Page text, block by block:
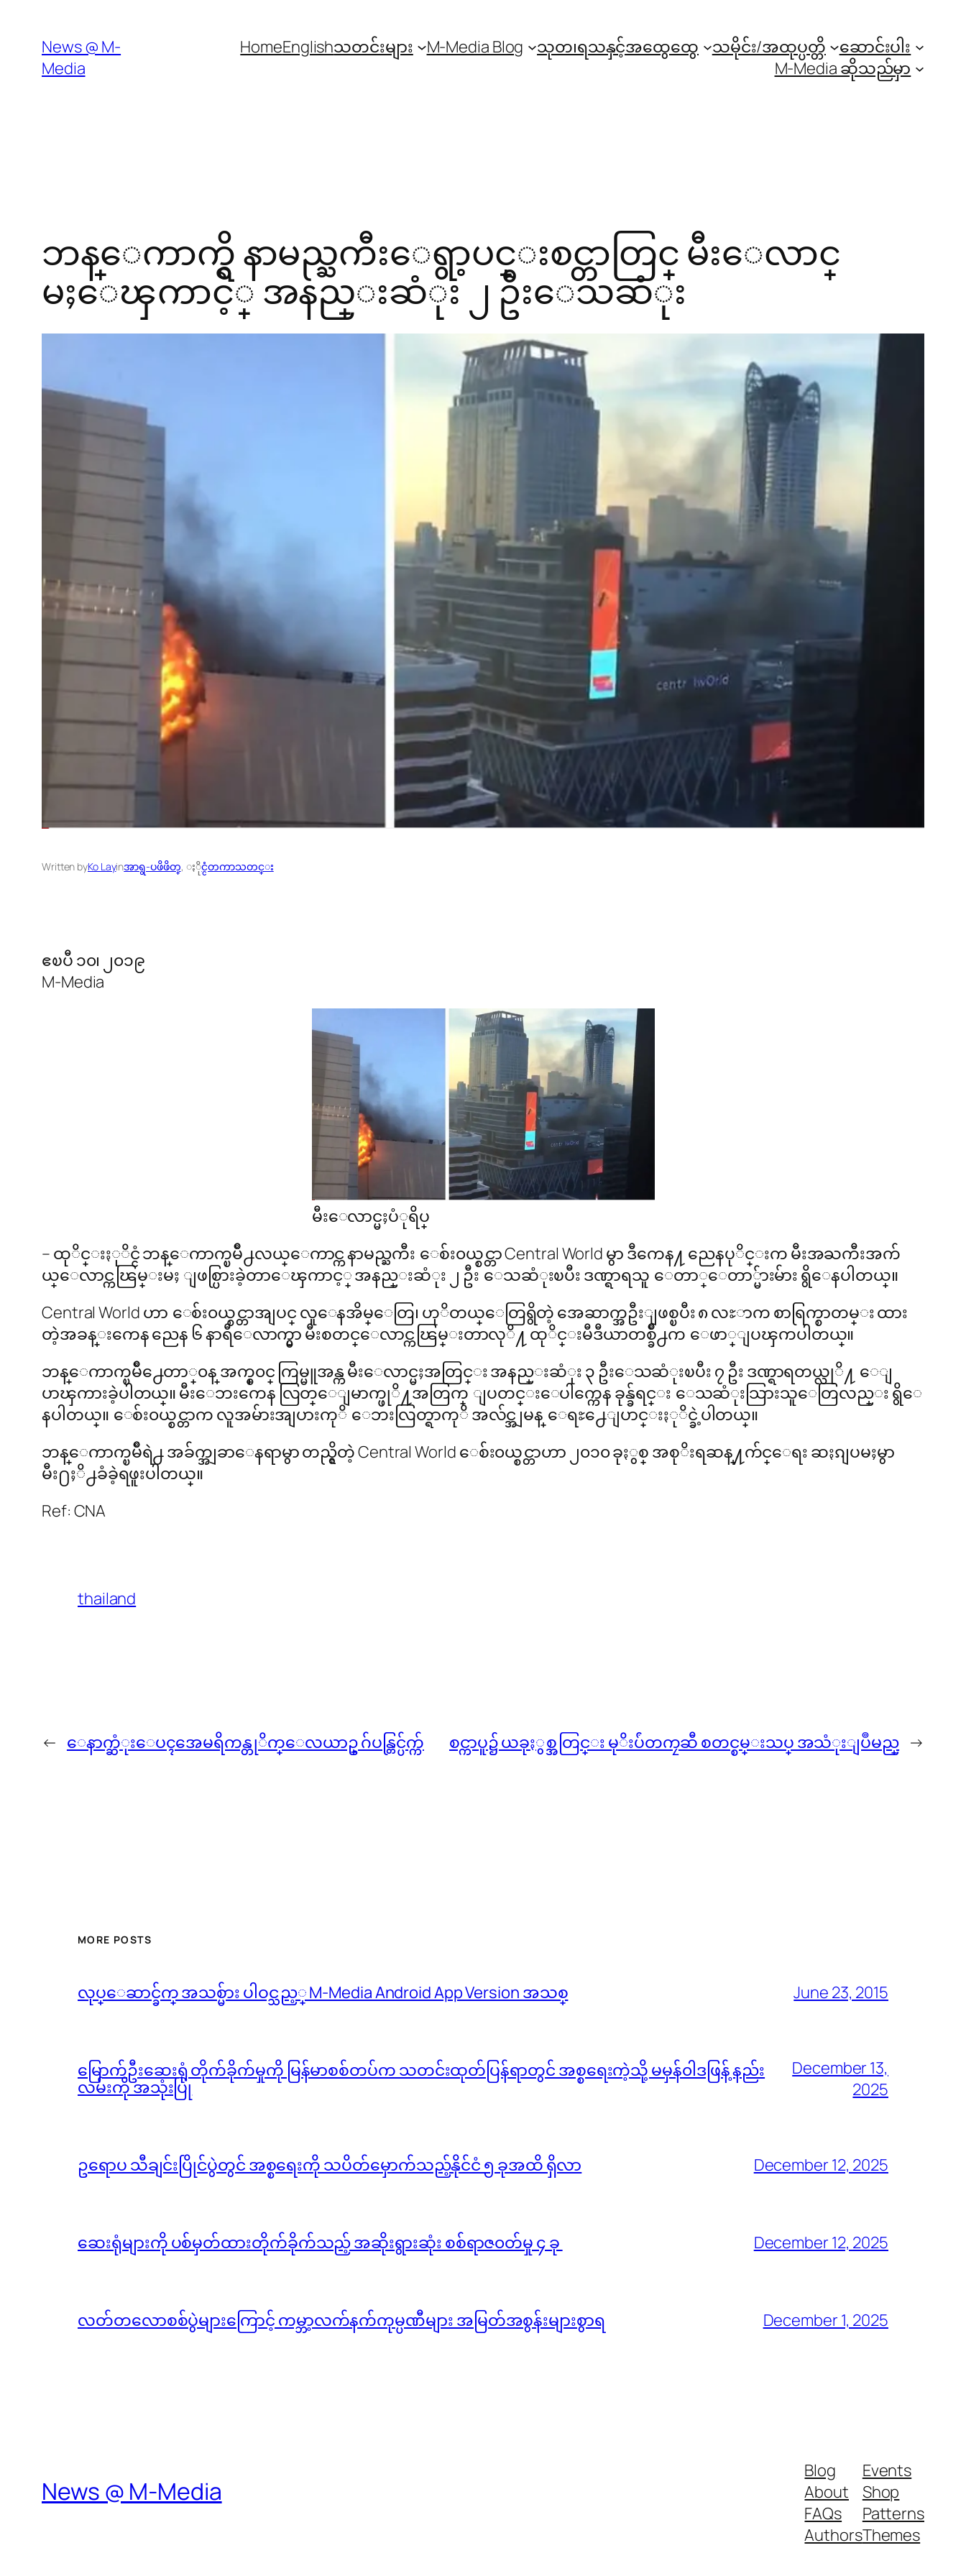
content
News @ M-
Media
HomeEnglishသတင်းများ M-Media Blog သုတ၊ရသနှင့်အထွေထွေ သမိုင်း/အထုပ္ပတ္တိ
ဆောင်းပါး
M-Media ဆိုသည်မှာ
ဘန္ေကာက္ရွိ နာမည္ႀကီးေရွာ့ပင္းစင္တာတြင္ မီးေလာင္
မႈေၾကာင့္ အနည္းဆံုး ၂ ဦးေသဆံုး
Written byKo Layinအာရွ-ပဖိဖိတ္, ႏိုင္ငံတကာသတင္း
ဧၿပီ ၁၀၊ ၂၀၁၉
M-Media
မီးေလာင္မႈပံုရိပ္
– ထုိင္းႏုိင္ငံ ဘန္ေကာက္ၿမိဳ႕လယ္ေကာင္က နာမည္ႀကီး ေစ်း၀ယ္စင္တာ Central World မွာ ဒီကေန႔ ညေနပုိင္းက မီးအႀကီးအက်
ယ္ေလာင္ကၽြမ္းမႈ ျဖစ္ပြားခဲ့တာေၾကာင့္ အနည္းဆံုး ၂ ဦး ေသဆံုးၿပီး ဒဏ္ရာရသူ ေတာ္ေတာ္မ်ားမ်ား ရွိေနပါတယ္။
Central World ဟာ ေစ်း၀ယ္စင္တာအျပင္ လူေနအိမ္ေတြ၊ ဟုိတယ္ေတြရွိတဲ့ အေဆာက္အဦးျဖစ္ၿပီး ၈ လႊာက စာရြက္စာတမ္း ထား
တဲ့အခန္းကေန ညေန ၆ နာရီေလာက္မွာ မီးစတင္ေလာင္ကၽြမ္းတာလုိ႔ ထုိင္းမီဒီယာတစ္ခ်ိဳ႕က ေဖာ္ျပၾကပါတယ္။
ဘန္ေကာက္ၿမိဳ႕ေတာ္၀န္ အက္စ္၀င္ ကြမ္မူအန္က မီးေလာင္မႈအတြင္း အနည္းဆံုး ၃ ဦးေသဆံုးၿပီး ၇ ဦး ဒဏ္ရာရတယ္လုိ႔ ေျ
ပာၾကားခဲ့ပါတယ္။ မီးေဘးကေန လြတ္ေျမာက္ဖုိ႔အတြက္ ျပတင္းေပါက္ကေန ခုန္ခ်ရင္း ေသဆံုးသြားသူေတြလည္း ရွိေ
နပါတယ္။ ေစ်း၀ယ္စင္တာက လူအမ်ားအျပားကုိ ေဘးလြတ္ရာကုိ အလ်င္အျမန္ ေရႊ႕ေျပာင္းႏုိင္ခဲ့ပါတယ္။
ဘန္ေကာက္ၿမိဳရဲ႕ အခ်က္အျခာေနရာမွာ တည္ရွိတဲ့ Central World ေစ်း၀ယ္စင္တာဟာ ၂၀၁၀ ခုႏွစ္ အစုိးရဆန္႔က်င္ေရး ဆႏၵျပမႈမွာ
မီး႐ႈိ႕ခံခဲ့ရဖူးပါတယ္။
Ref: CNA
thailand
← ေနာက္ဆံုးေပၚအေမရိကန္တုိက္ေလယာဥ္ ဂ်ပန္တြင္ပ်က္က် စင္ကာပူ၌ ယခုႏွစ္အတြင္း မုိးပ်ံတကၠဆီ စတင္စမ္းသပ္ အသံုးျပဳမည္ →
MORE POSTS
လုပ္ေဆာင္ခ်က္ အသစ္မ်ား ပါဝင္သည့္ M-Media Android App Version အသစ္ June 23, 2015
မြောက်ဦးဆေးရုံ တိုက်ခိုက်မှုကို မြန်မာစစ်တပ်က သတင်းထုတ်ပြန်ရာတွင် အစ္စရေးကဲ့သို့ မမှန်၀ါဒဖြန့် နည်း
လမ်းကို အသုံးပြု
December 13,
2025
ဥရောပ သီချင်းပြိုင်ပွဲတွင် အစ္စရေးကို သပိတ်မှောက်သည့်နိုင်ငံ ၅ ခုအထိ ရှိလာ December 12, 2025
ဆေးရုံများကို ပစ်မှတ်ထားတိုက်ခိုက်သည့် အဆိုးရွားဆုံး စစ်ရာဇ၀တ်မှု ၄ ခု December 12, 2025
လတ်တလောစစ်ပွဲများကြောင့် ကမ္ဘာ့လက်နက်ကုမ္ပဏီများ အမြတ်အစွန်းများစွာရ December 1, 2025
News @ M-Media
Blog
About
FAQs
Authors
Events
Shop
Patterns
Themes